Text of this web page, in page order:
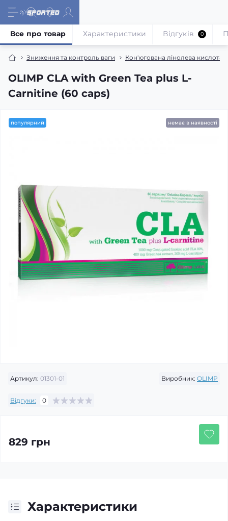
Зниження та контроль ваги Кон'югована лінолева кислота
OLIMP CLA with Green Tea plus L-
Carnitine (60 caps)
Все про товар Характеристики Відгуків 0
популярний немає в наявності
Артикул: 01301-01 Виробник: OLIMP
Відгуки: 0
829 грн
Характеристики